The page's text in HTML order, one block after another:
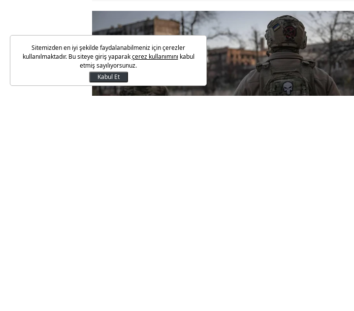
Sitemizden en iyi şekilde faydalanabilmeniz için çerezler
kullanılmaktadır. Bu siteye giriş yaparakçerez kullanımını kabul
etmiş sayılıyorsunuz.
Kabul Et